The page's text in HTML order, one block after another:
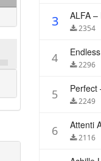
3 ALFA –
2354
4 2296
5 Perfect
2249
6 Attenti
2116